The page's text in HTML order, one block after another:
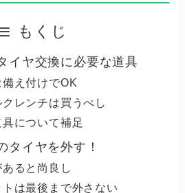
もくじ
イヤ交換に必要な道具
え付けでOK
レンチは買うべし
について補足
タイヤを外す！
ると尚良し
は最後まで外さない